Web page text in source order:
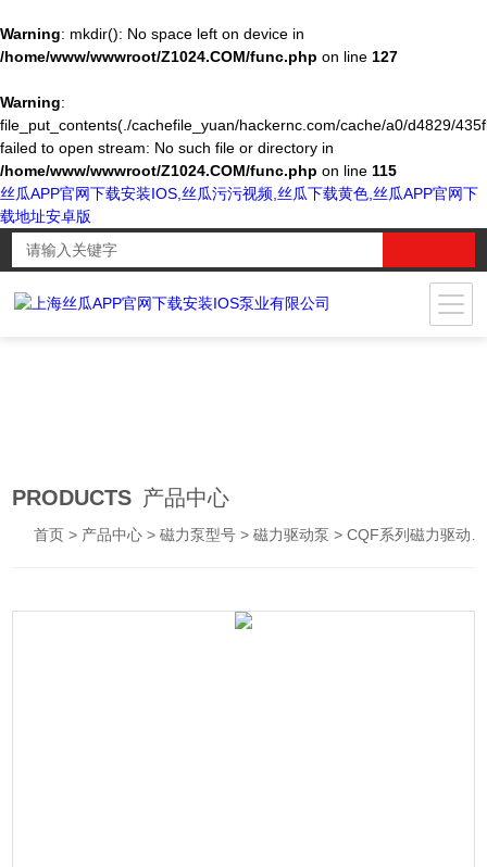
Warning: mkdir(): No space left on device in
/home/www/wwwroot/Z1024.COM/func.php on line 127
Warning:
file_put_contents(./cachefile_yuan/hackernc.com/cache/a0/d4829/
failed to open stream: No such file or directory in
/home/www/wwwroot/Z1024.COM/func.php on line 115
丝瓜APP官网下载安装IOS,丝瓜污污视频,丝瓜下载黄色,丝瓜APP官网下
载地址安卓版
PRODUCTS 产品中心
首页 > 产品中心 >磁力泵型号 >磁力驱动泵 > CQF系列磁力驱动泵CQF型塑料磁力驱动泵